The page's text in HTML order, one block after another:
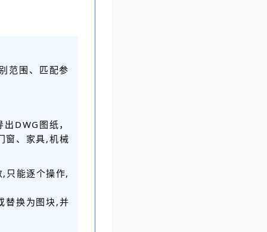
范围、匹配参
DWG图纸，
窗、家具,机械
只能逐个操作,
替换为图块,并